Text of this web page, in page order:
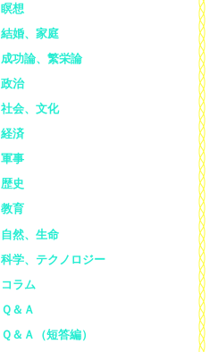
瞑想
結婚、家庭
成功論、繁栄論
政治
社会、文化
経済
軍事
歴史
教育
自然、生命
科学、テクノロジー
コラム
Ｑ＆Ａ
Ｑ＆Ａ（短答編）